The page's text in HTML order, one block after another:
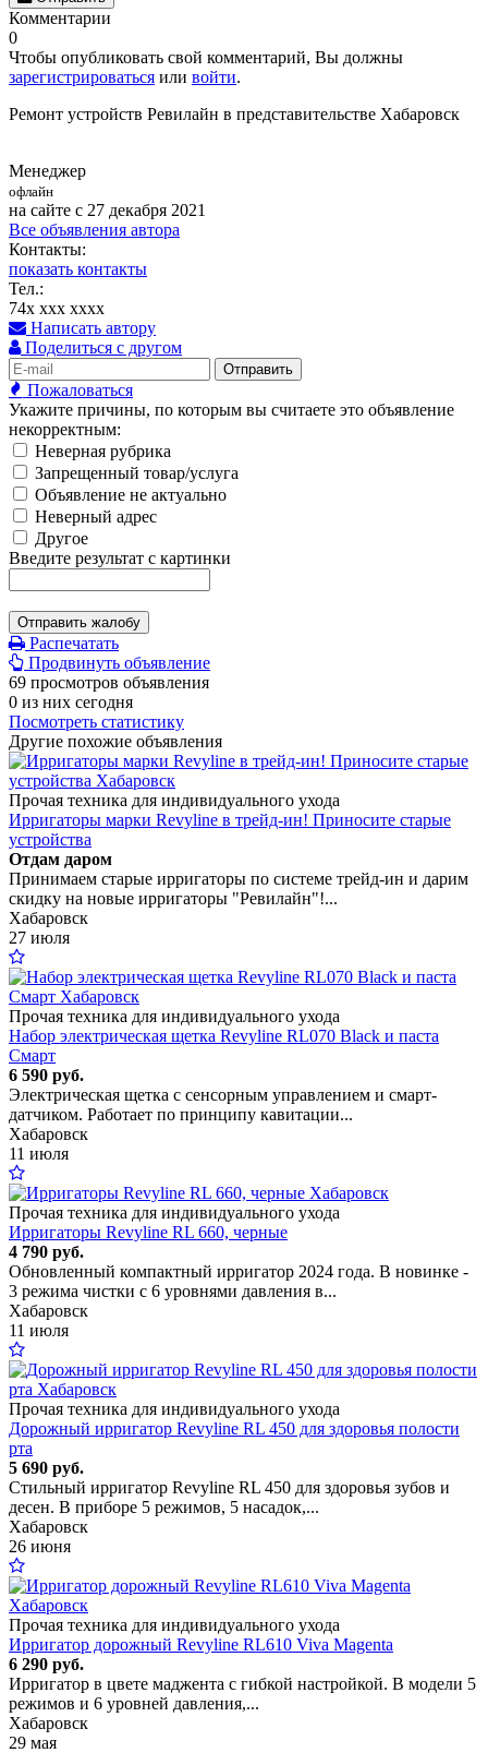
Комментарии
0
Чтобы опубликовать свой комментарий, Вы должны
зарегистрироваться или войти.
Ремонт устройств Ревилайн в представительстве Хабаровск
Менеджер
офлайн
на сайте с 27 декабря 2021
Все объявления автора
Контакты:
показать контакты
Тел.:
74x xxx xxxx
Написать автору
Поделиться с другом
Отправить
Пожаловаться
Укажите причины, по которым вы считаете это объявление
некорректным:
Неверная рубрика
Запрещенный товар/услуга
Объявление не актуально
Неверный адрес
Другое
Введите результат с картинки
Отправить жалобу
Распечатать
Продвинуть объявление
69 просмотров объявления
0 из них сегодня
Посмотреть статистику
Другие похожие объявления
Прочая техника для индивидуального ухода
Ирригаторы марки Revyline в трейд-ин! Приносите старые
устройства
Отдам даром
Принимаем старые ирригаторы по системе трейд-ин и дарим
скидку на новые ирригаторы "Ревилайн"!...
Хабаровск
27 июля
Прочая техника для индивидуального ухода
Набор электрическая щетка Revyline RL070 Black и паста
Смарт
6 590 руб.
Электрическая щетка с сенсорным управлением и смарт-
датчиком. Работает по принципу кавитации...
Хабаровск
11 июля
Прочая техника для индивидуального ухода
Ирригаторы Revyline RL 660, черные
4 790 руб.
Обновленный компактный ирригатор 2024 года. В новинке -
3 режима чистки с 6 уровнями давления в...
Хабаровск
11 июля
Прочая техника для индивидуального ухода
Дорожный ирригатор Revyline RL 450 для здоровья полости
рта
5 690 руб.
Стильный ирригатор Revyline RL 450 для здоровья зубов и
десен. В приборе 5 режимов, 5 насадок,...
Хабаровск
26 июня
Прочая техника для индивидуального ухода
Ирригатор дорожный Revyline RL610 Viva Magenta
6 290 руб.
Ирригатор в цвете маджента с гибкой настройкой. В модели 5
режимов и 6 уровней давления,...
Хабаровск
29 мая